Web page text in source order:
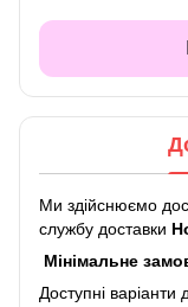
Ми здійснюємо
службу доставки
Мінімальне
Доступні варіанти